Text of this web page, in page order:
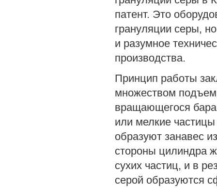
патент. Это
грануляции серы,
и разумное
производства.
Принцип работы
множеством
вращающегося
или мелкие
образуют занавес
стороны цилиндра
сухих частиц, и в
серой образуются